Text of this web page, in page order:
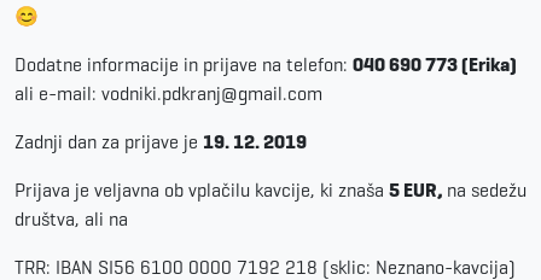
😊
Dodatne informacije in prijave na telefon: 040 690 773 (Erika)
ali e-mail: vodniki.pdkranj@gmail.com
Zadnji dan za prijave je 19. 12. 2019
Prijava je veljavna ob vplačilu kavcije, ki znaša 5 EUR, na sedežu
društva, ali na
TRR: IBAN SI56 6100 0000 7192 218 (sklic: Neznano-kavcija)